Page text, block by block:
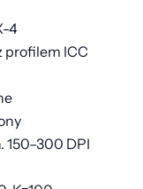
4
profilem ICC
150–300 DPI